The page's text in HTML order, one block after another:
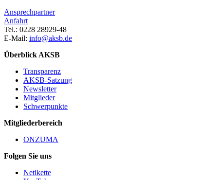
Ansprechpartner
Anfahrt
Tel.: 0228 28929-48
E-Mail: info@aksb.de
Überblick AKSB
Transparenz
AKSB-Satzung
Newsletter
Mitglieder
Schwerpunkte
Mitgliederbereich
ONZUMA
Folgen Sie uns
Netikette